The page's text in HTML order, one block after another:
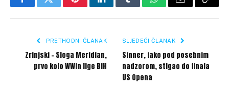
FacebookTwitterPinterestLinkedInTumblrWhatsApp
Email Copy
PRETHODNI ČLANAK
Zrinjski – Sloga Meridian,
prvo kolo WWin lige BiH
SLJEDEĆI ČLANAK
Sinner, iako pod posebnim
nadzorom, stigao do finala
US Opena